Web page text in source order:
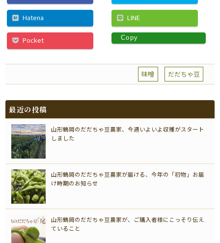
Hatena LINE
Pocket Copy
味噌 だだちゃ豆
最近の投稿
山形鶴岡のだだちゃ豆農家、今週いよいよ収穫がスタート
しました
山形鶴岡のだだちゃ豆農家が届ける、今年の「初物」お届
け時期のお知らせ
山形鶴岡のだだちゃ豆農家が、ご購入者様にこっそり伝え
ていること